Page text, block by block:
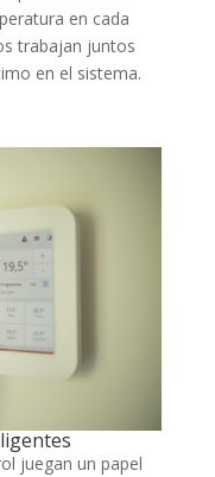
en cada
trabajan juntos
en el sistema.
juegan un papel